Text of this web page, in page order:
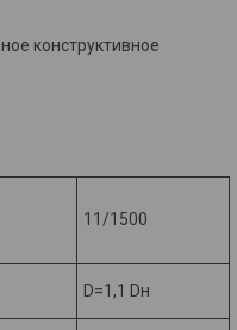
конструктивное
11/1500
D=1,1 Dн